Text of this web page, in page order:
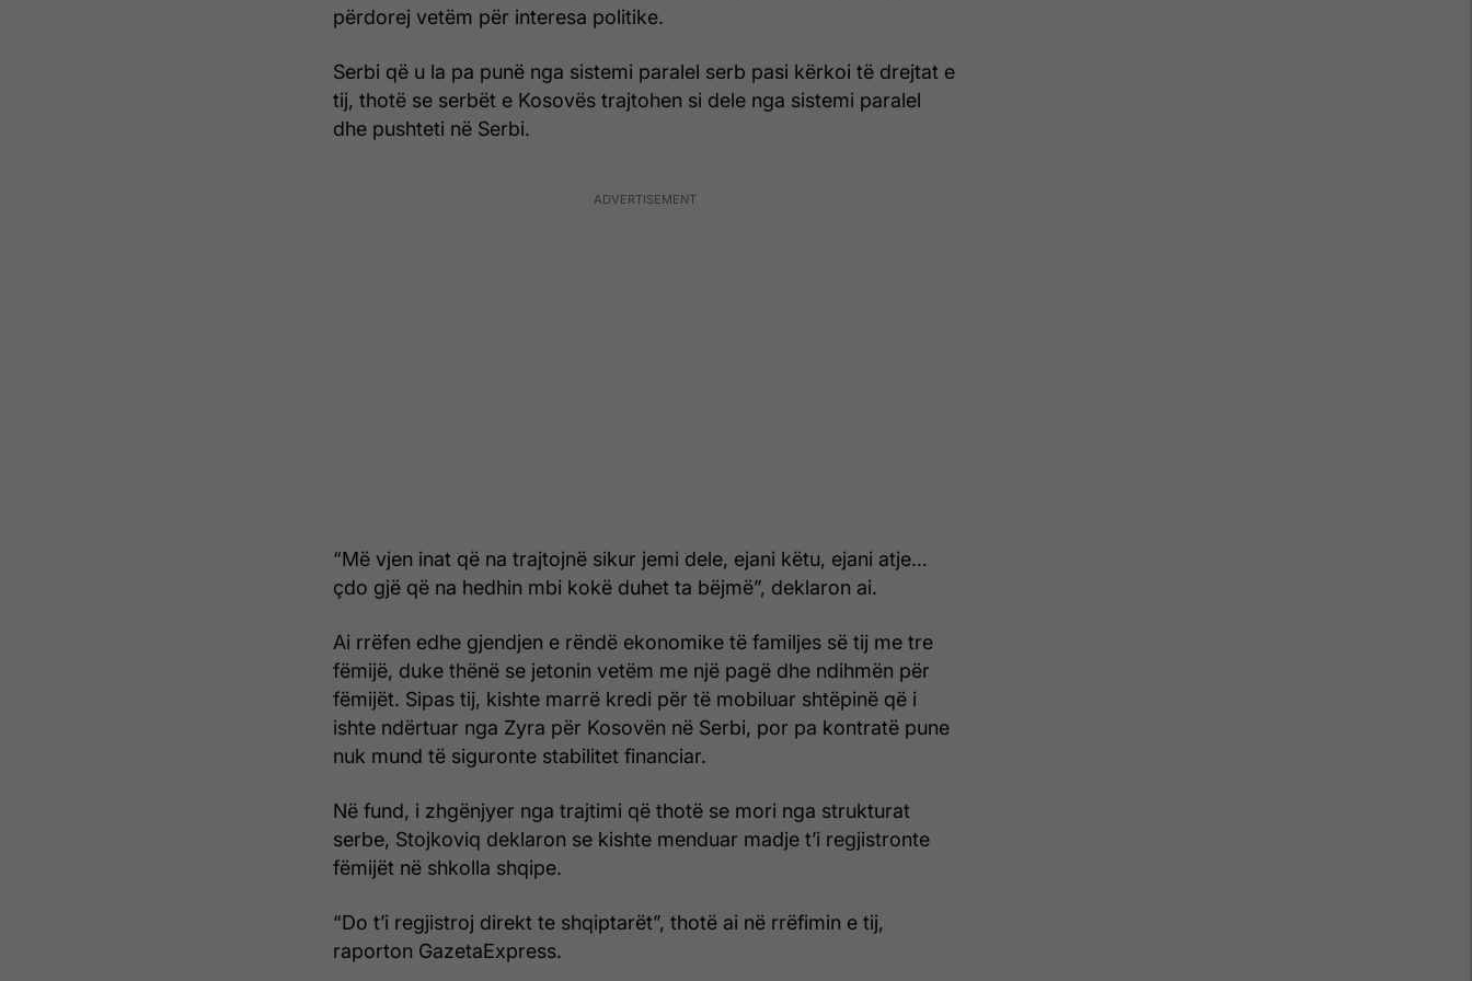
përdorej vetëm për interesa politike.
Serbi që u la pa punë nga sistemi paralel serb pasi kërkoi të drejtat e
tij, thotë se serbët e Kosovës trajtohen si dele nga sistemi paralel
dhe pushteti në Serbi.
“Më vjen inat që na trajtojnë sikur jemi dele, ejani këtu, ejani atje…
çdo gjë që na hedhin mbi kokë duhet ta bëjmë”, deklaron ai.
Ai rrëfen edhe gjendjen e rëndë ekonomike të familjes së tij me tre
fëmijë, duke thënë se jetonin vetëm me një pagë dhe ndihmën për
fëmijët. Sipas tij, kishte marrë kredi për të mobiluar shtëpinë që i
ishte ndërtuar nga Zyra për Kosovën në Serbi, por pa kontratë pune
nuk mund të siguronte stabilitet financiar.
Në fund, i zhgënjyer nga trajtimi që thotë se mori nga strukturat
serbe, Stojkoviq deklaron se kishte menduar madje t’i regjistronte
fëmijët në shkolla shqipe.
“Do t’i regjistroj direkt te shqiptarët”, thotë ai në rrëfimin e tij,
raporton GazetaExpress.